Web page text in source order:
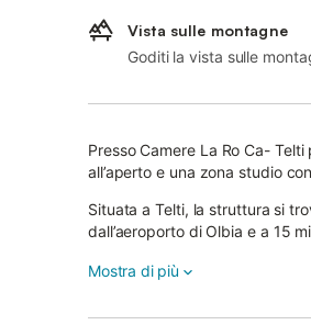
Vista sulle montagne
Goditi la vista sulle
Presso Camere La Ro Ca-
all’aperto e una zona studio
Situata a Telti, la struttura si
dall’aeroporto di Olbia e a 15
Le spiagge di San Teodoro e
Mostra di più